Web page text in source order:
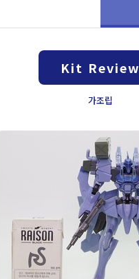
Kit Review
가조립